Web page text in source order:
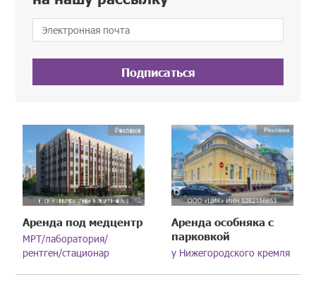
Подписаться
Аренда под медцентр
МРТ/лаборатория/
рентген/стационар
Аренда особняка с
парковкой
у Нижегородского кремля